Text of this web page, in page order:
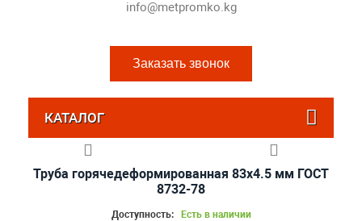
info@metpromko.kg
Заказать звонок
КАТАЛОГ
Труба горячедеформированная 83х4.5 мм ГОСТ
8732-78
Доступность: Есть в наличии